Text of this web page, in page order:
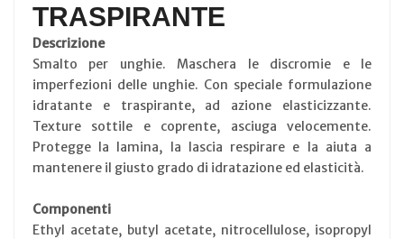
TRASPIRANTE
Descrizione
Smalto per unghie. Maschera le discromie e le
imperfezioni delle unghie. Con speciale formulazione
idratante e traspirante, ad azione elasticizzante.
Texture sottile e coprente, asciuga velocemente.
Protegge la lamina, la lascia respirare e la aiuta a
mantenere il giusto grado di idratazione ed elasticità.
Componenti
Ethyl acetate, butyl acetate, nitrocellulose, isopropyl